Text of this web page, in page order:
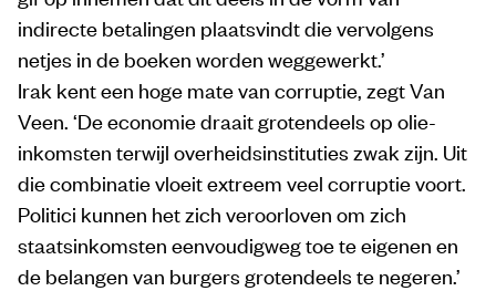
indirecte betalingen plaatsvindt die vervolgens
netjes in de boeken worden weggewerkt.’
Irak kent een hoge mate van corruptie, zegt Van
Veen. ‘De economie draait grotendeels op olie-
inkomsten terwijl overheidsinstituties zwak zijn. Uit
die combinatie vloeit extreem veel corruptie voort.
Politici kunnen het zich veroorloven om zich
staatsinkomsten eenvoudigweg toe te eigenen en
de belangen van burgers grotendeels te negeren.’